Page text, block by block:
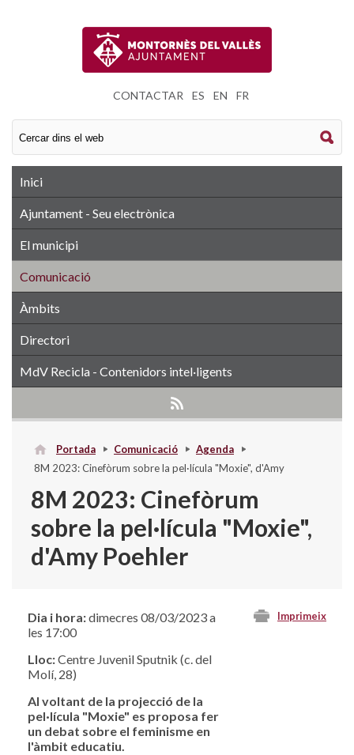
CONTACTAR ES EN FR
Inici
Ajuntament - Seu electrònica
El municipi
Comunicació
Àmbits
Directori
MdV Recicla - Contenidors intel·ligents
Portada Comunicació
Agenda
8M 2023: Cinefòrum sobre la pel·lícula "Moxie", d'Amy
8M 2023: Cinefòrum
sobre la pel·lícula "Moxie",
d'Amy Poehler
Imprimeix
Dia i hora:dimecres 08/03/2023 a
les 17:00
Lloc:Centre Juvenil Sputnik (c. del
Molí, 28)
Al voltant de la projecció de la
pel·lícula "Moxie" es proposa fer
un debat sobre el feminisme en
l'àmbit educatiu.